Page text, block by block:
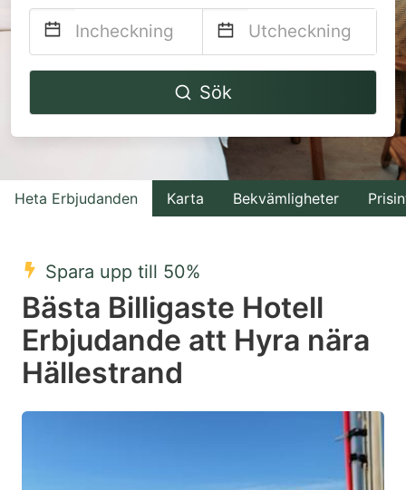
Navigate
to
with
the
select
a
date.
Press
Navigate
to
interact
with
the
a
date.
Sök
Heta Erbjudanden Karta Bekvämligheter
Spara upp till 50%
Bästa Billigaste Hotell
Erbjudande att Hyra nära
Hällestrand